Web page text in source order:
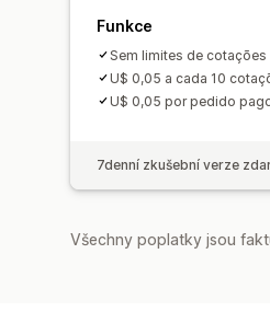
Funkce
Sem limites de
U$ 0,05 a cada 10
U$ 0,05 por pedido
7denní zkušební verze
Všechny poplatky jsou